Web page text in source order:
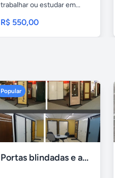
trabalhar ou estudar em...
R$ 550,00
Popular
Portas blindadas e anti-arrombamento Europisa